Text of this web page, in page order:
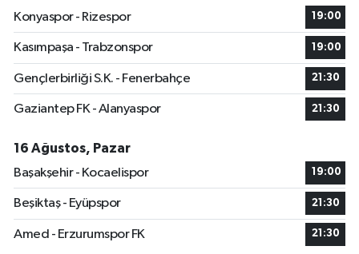
Konyaspor - Rizespor
19:00
Kasımpaşa - Trabzonspor 19:00
Gençlerbirliği S.K. - Fenerbahçe 21:30
Gaziantep FK - Alanyaspor 21:30
16 Ağustos, Pazar
Başakşehir - Kocaelispor
19:00
Beşiktaş - Eyüpspor 21:30
Amed - Erzurumspor FK 21:30